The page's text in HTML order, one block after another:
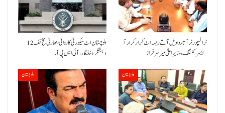
بلوچستان اٹ سیکورٹی کاروائی، بھارتی مخ تف 12
دہشتگرد خلنگار،آئی ایس پی آر
ٹرانسپورٹر آتا روا ویل آتے ریسہ اٹ کرار کرار آ
ایسر کننگک ،وزیرِ اعلیٰ میر سرفراز…
بلوچستان بلوچستان